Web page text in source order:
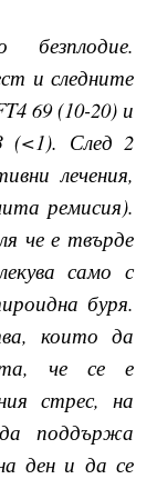
безплодие.
и следните
69 (10-20) и
(<1). След 2
лечения,
ремисия).
че е твърде
само с
буря.
които да
че се е
стрес, на
поддържа
ден и да се